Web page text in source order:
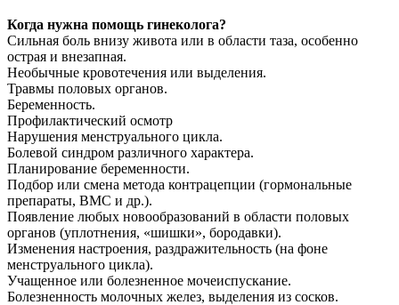
Когда нужна помощь гинеколога?
Сильная боль внизу живота или в области таза, особенно
острая и внезапная.
Необычные кровотечения или выделения.
Травмы половых органов.
Беременность.
Профилактический осмотр
Нарушения менструального цикла.
Болевой синдром различного характера.
Планирование беременности.
Подбор или смена метода контрацепции (гормональные
препараты, ВМС и др.).
Появление любых новообразований в области половых
органов (уплотнения, «шишки», бородавки).
Изменения настроения, раздражительность (на фоне
менструального цикла).
Учащенное или болезненное мочеиспускание.
Болезненность молочных желез, выделения из сосков.